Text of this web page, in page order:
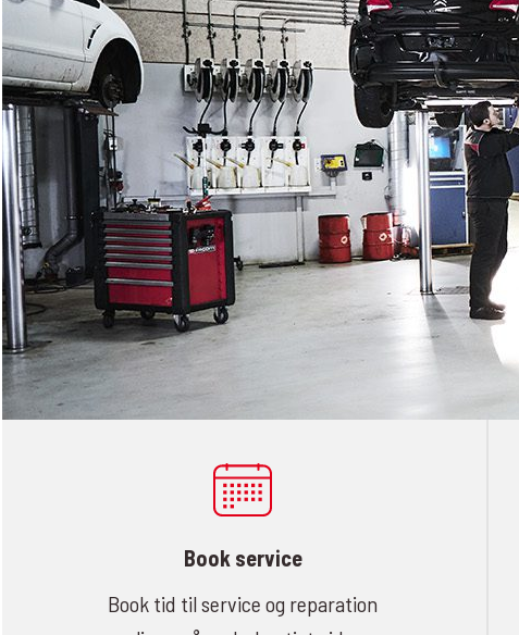
Book service
Book tid til service og reparation